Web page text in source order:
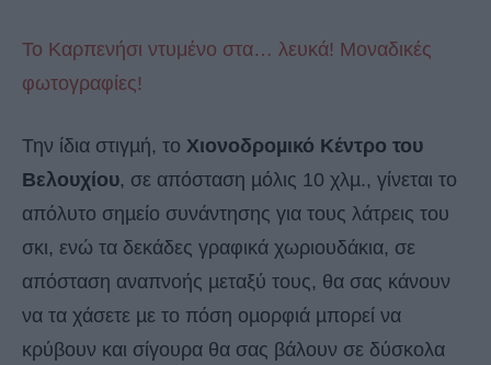
Το Καρπενήσι ντυμένο στα… λευκά! Μοναδικές
φωτογραφίες!
Την ίδια στιγµή, το Χιονοδροµικό Κέντρο του
Βελουχίου, σε απόσταση µόλις 10 χλµ., γίνεται το
απόλυτο σηµείο συνάντησης για τους λάτρεις του
σκι, ενώ τα δεκάδες γραφικά χωριουδάκια, σε
απόσταση αναπνοής µεταξύ τους, θα σας κάνουν
να τα χάσετε µε το πόση οµορφιά µπορεί να
κρύβουν και σίγουρα θα σας βάλουν σε δύσκολα